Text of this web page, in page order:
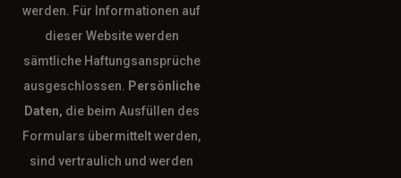
werden. Für Informationen auf
dieser Website werden
sämtliche Haftungsansprüche
ausgeschlossen. Persönliche
Daten, die beim Ausfüllen des
Formulars übermittelt werden,
sind vertraulich und werden